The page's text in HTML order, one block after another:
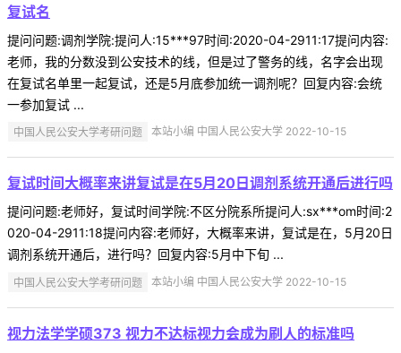
复试名
提问问题:调剂学院:提问人:15***97时间:2020-04-2911:17提问内容:
老师，我的分数没到公安技术的线，但是过了警务的线，名字会出现
在复试名单里一起复试，还是5月底参加统一调剂呢？回复内容:会统
一参加复试 ...
中国人民公安大学考研问题 本站小编 中国人民公安大学 2022-10-15
复试时间大概率来讲复试是在5月20日调剂系统开通后进行吗
提问问题:老师好，复试时间学院:不区分院系所提问人:sx***om时间:2
020-04-2911:18提问内容:老师好，大概率来讲，复试是在，5月20日
调剂系统开通后，进行吗？回复内容:5月中下旬 ...
中国人民公安大学考研问题 本站小编 中国人民公安大学 2022-10-15
视力法学学硕373 视力不达标视力会成为刷人的标准吗